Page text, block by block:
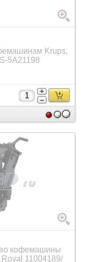
Krups,
5A21198
кофемашины
11004189/